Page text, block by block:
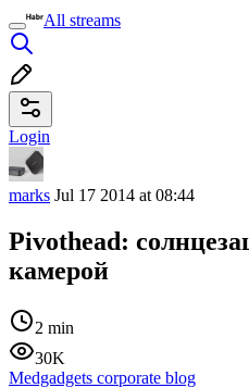
All streams
Login
marks Jul 17 2014 at 08:44
Pivothead:
камерой
2 min
30K
Medgadgets corporate blog